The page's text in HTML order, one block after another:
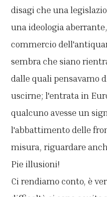
disagi che una
una ideologia
commercio
sembra che siano
dalle quali pensavamo
uscirne; l'entrata in
qualcuno avesse un
l'abbattimento delle
misura, riguardare
Pie illusioni!
Ci rendiamo conto, è